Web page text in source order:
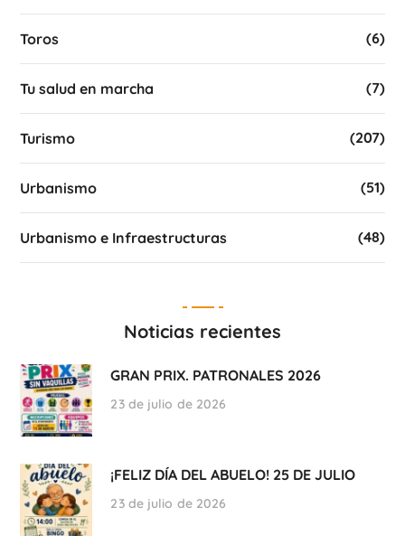
Toros (6)
Tu salud en marcha (7)
Turismo (207)
Urbanismo (51)
Urbanismo e Infraestructuras (48)
Noticias recientes
GRAN PRIX. PATRONALES 2026
23 de julio de 2026
¡FELIZ DÍA DEL ABUELO! 25 DE JULIO
23 de julio de 2026